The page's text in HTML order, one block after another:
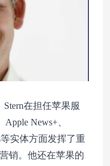
在担任苹果服
News+、
等实体方面发挥了重
销。他还在苹果的